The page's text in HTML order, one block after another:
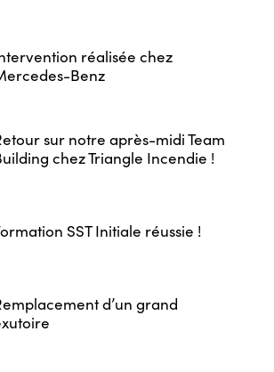
réalisée chez
Benz
sur notre après-midi Team
chez Triangle Incendie !
SST Initiale réussie !
d’un grand